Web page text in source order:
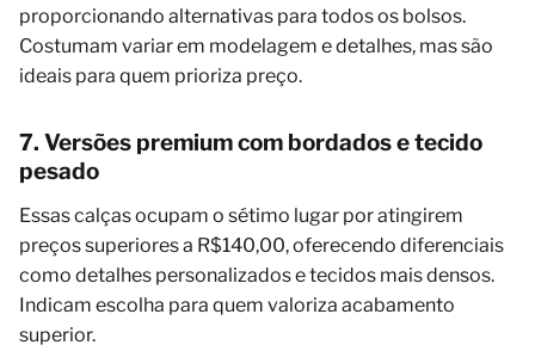
proporcionando alternativas para todos os bolsos.
Costumam variar em modelagem e detalhes, mas são
ideais para quem prioriza preço.
7. Versões premium com bordados e tecido
pesado
Essas calças ocupam o sétimo lugar por atingirem
preços superiores a R$140,00, oferecendo diferenciais
como detalhes personalizados e tecidos mais densos.
Indicam escolha para quem valoriza acabamento
superior.